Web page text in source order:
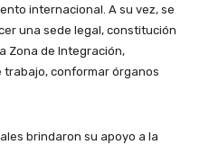
internacional. A su vez, se
una sede legal, constitución
Zona de Integración,
trabajo, conformar órganos
brindaron su apoyo a la